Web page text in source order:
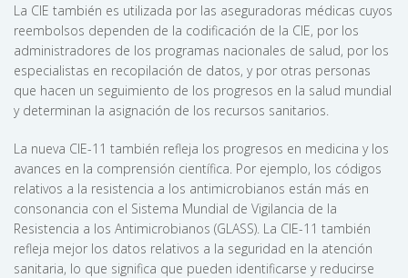
La CIE también es utilizada por las aseguradoras médicas cuyos
reembolsos dependen de la codificación de la CIE, por los
administradores de los programas nacionales de salud, por los
especialistas en recopilación de datos, y por otras personas
que hacen un seguimiento de los progresos en la salud mundial
y determinan la asignación de los recursos sanitarios.
La nueva CIE-11 también refleja los progresos en medicina y los
avances en la comprensión científica. Por ejemplo, los códigos
relativos a la resistencia a los antimicrobianos están más en
consonancia con el Sistema Mundial de Vigilancia de la
Resistencia a los Antimicrobianos (GLASS). La CIE-11 también
refleja mejor los datos relativos a la seguridad en la atención
sanitaria, lo que significa que pueden identificarse y reducirse